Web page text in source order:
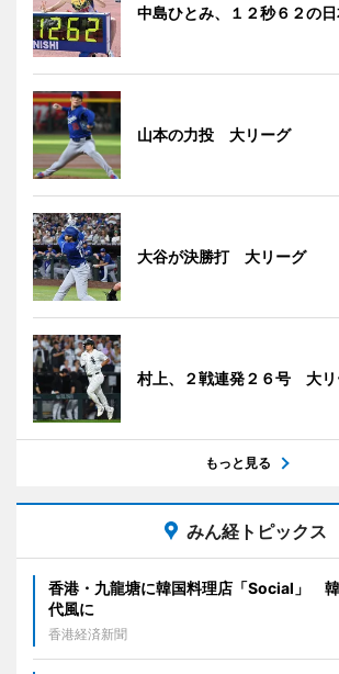
中島ひとみ、１２秒６２の
山本の力投 大リーグ
大谷が決勝打 大リーグ
村上、２戦連発２６号 大リ
もっと見る
みん経トピックス
香港・九龍塘に韓国料理店「Social」
代風に
香港経済新聞